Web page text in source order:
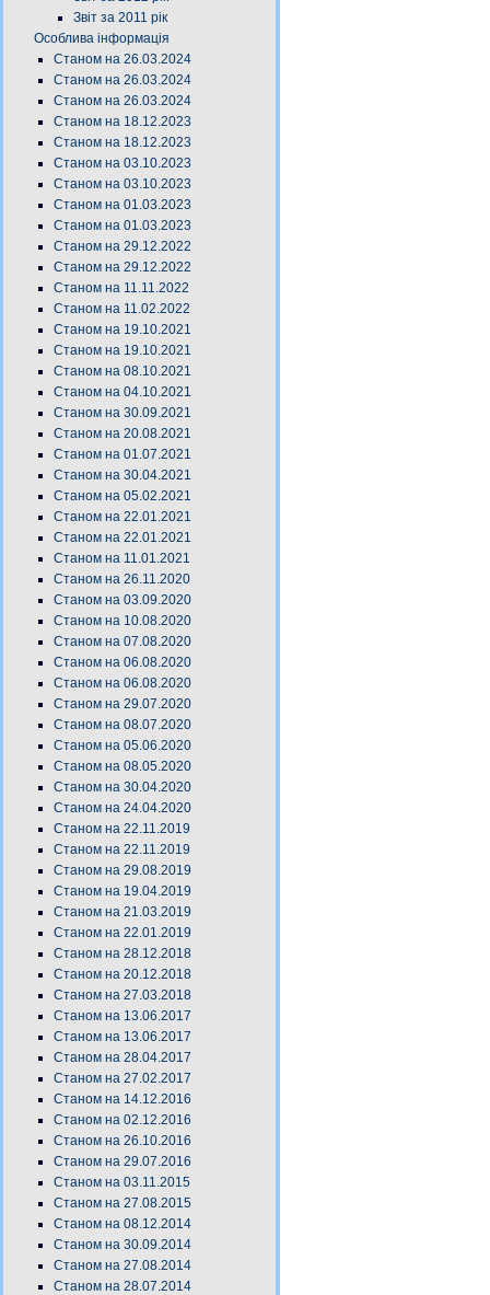
Звіт за 2011 рік
Особлива інформація
Станом на 26.03.2024
Станом на 26.03.2024
Станом на 26.03.2024
Станом на 18.12.2023
Станом на 18.12.2023
Станом на 03.10.2023
Станом на 03.10.2023
Станом на 01.03.2023
Станом на 01.03.2023
Станом на 29.12.2022
Станом на 29.12.2022
Станом на 11.11.2022
Станом на 11.02.2022
Станом на 19.10.2021
Станом на 19.10.2021
Станом на 08.10.2021
Станом на 04.10.2021
Станом на 30.09.2021
Станом на 20.08.2021
Станом на 01.07.2021
Станом на 30.04.2021
Станом на 05.02.2021
Станом на 22.01.2021
Станом на 22.01.2021
Станом на 11.01.2021
Станом на 26.11.2020
Станом на 03.09.2020
Станом на 10.08.2020
Станом на 07.08.2020
Станом на 06.08.2020
Станом на 06.08.2020
Станом на 29.07.2020
Станом на 08.07.2020
Станом на 05.06.2020
Станом на 08.05.2020
Станом на 30.04.2020
Станом на 24.04.2020
Станом на 22.11.2019
Станом на 22.11.2019
Станом на 29.08.2019
Станом на 19.04.2019
Станом на 21.03.2019
Станом на 22.01.2019
Станом на 28.12.2018
Станом на 20.12.2018
Станом на 27.03.2018
Станом на 13.06.2017
Станом на 13.06.2017
Станом на 28.04.2017
Станом на 27.02.2017
Станом на 14.12.2016
Станом на 02.12.2016
Станом на 26.10.2016
Станом на 29.07.2016
Станом на 03.11.2015
Станом на 27.08.2015
Станом на 08.12.2014
Станом на 30.09.2014
Станом на 27.08.2014
Станом на 28.07.2014